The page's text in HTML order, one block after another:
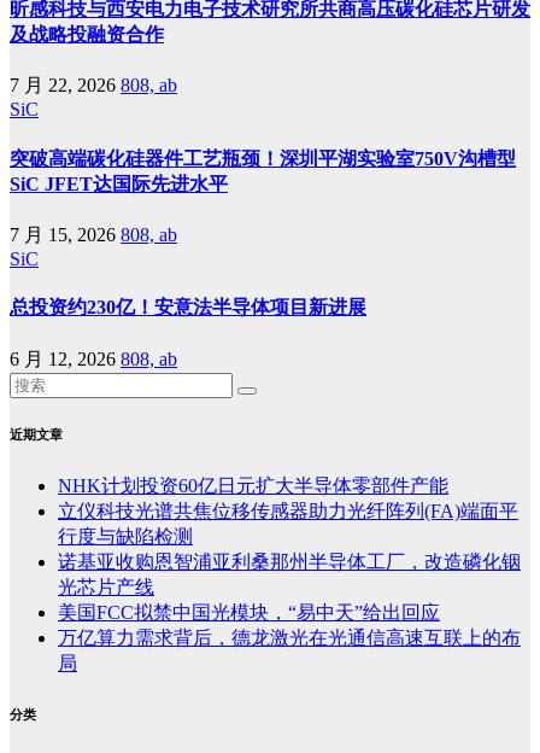
昕感科技与西安电力电子技术研究所共商高压碳化硅芯片研发
及战略投融资合作
7 月 22, 2026 808, ab
SiC
突破高端碳化硅器件工艺瓶颈！深圳平湖实验室750V沟槽型
SiC JFET达国际先进水平
7 月 15, 2026 808, ab
SiC
总投资约230亿！安意法半导体项目新进展
6 月 12, 2026 808, ab
近期文章
NHK计划投资60亿日元扩大半导体零部件产能
立仪科技光谱共焦位移传感器助力光纤阵列(FA)端面平
行度与缺陷检测
诺基亚收购恩智浦亚利桑那州半导体工厂，改造磷化铟
光芯片产线
美国FCC拟禁中国光模块，“易中天”给出回应
万亿算力需求背后，德龙激光在光通信高速互联上的布
局
分类